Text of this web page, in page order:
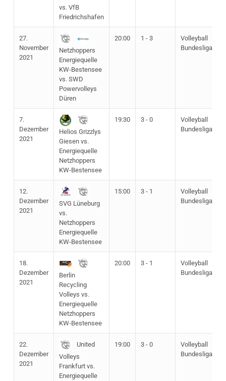
vs. VfB
Friedrichshafen
27.
November
2021
Netzhoppers
Energiequelle
KW-Bestensee
vs. SWD
Powervolleys
Düren
20:00 1 - 3
Volleyball
Bundesliga
7.
Dezember
2021
Helios Grizzlys
Giesen vs.
Energiequelle
Netzhoppers
KW-Bestensee
19:30 3 - 0
Volleyball
Bundesliga
12.
Dezember
2021
SVG Lüneburg
vs.
Netzhoppers
Energiequelle
KW-Bestensee
15:00 3 - 1
Volleyball
Bundesliga
18.
Dezember
2021
Berlin
Recycling
Volleys vs.
Energiequelle
Netzhoppers
KW-Bestensee
20:00 3 - 1
Volleyball
Bundesliga
22.
Dezember
2021
United
Volleys
Frankfurt vs.
Energiequelle
19:00 3 - 0
Volleyball
Bundesliga